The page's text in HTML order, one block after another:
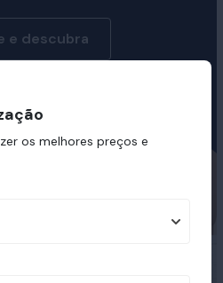
e descubra
os melhores preços e